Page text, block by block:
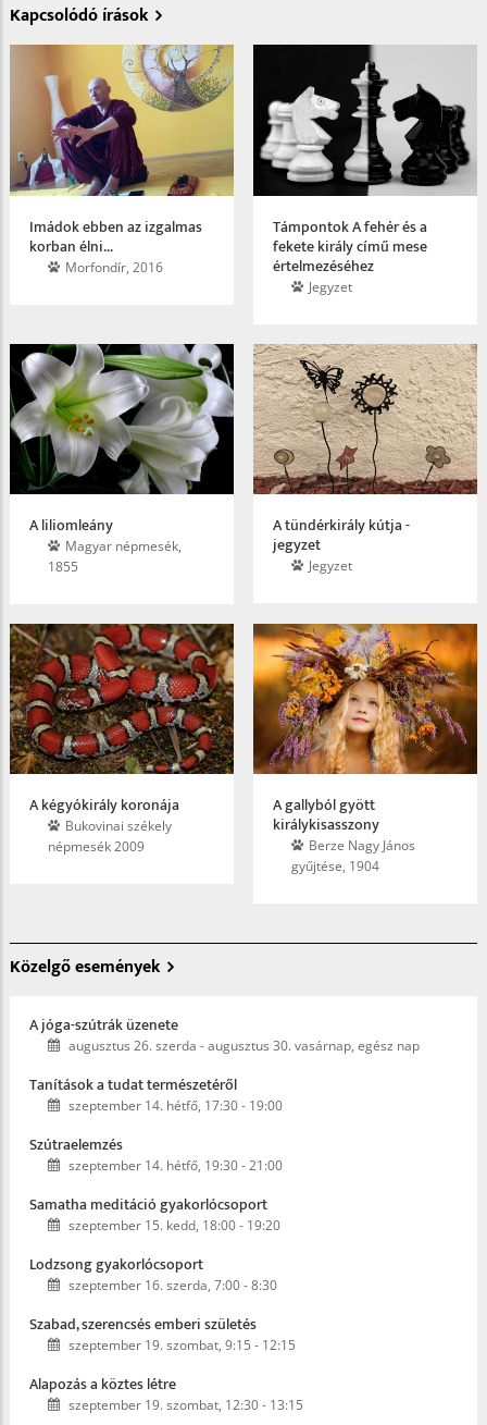
Kapcsolódó írások
Imádok ebben az izgalmas
korban élni...
Morfondír, 2016
Támpontok A fehér és a
fekete király című mese
értelmezéséhez
Jegyzet
A liliomleány
Magyar népmesék,
1855
A tündérkirály kútja -
jegyzet
Jegyzet
A kégyókirály koronája
Bukovinai székely
népmesék 2009
A gallyból gyött
királykisasszony
Berze Nagy János
gyűjtése, 1904
Közelgő események
A jóga-szútrák üzenete
augusztus 26. szerda -augusztus 30. vasárnap, egész nap
Tanítások a tudat természetéről
szeptember 14. hétfő, 17:30- 19:00
Szútraelemzés
szeptember 14. hétfő, 19:30-21:00
Samatha meditáció gyakorlócsoport
szeptember 15. kedd, 18:00- 19:20
Lodzsong gyakorlócsoport
szeptember 16. szerda, 7:00-8:30
Szabad, szerencsés emberi születés
szeptember 19. szombat, 9:15 - 12:15
Alapozás a köztes létre
szeptember 19. szombat, 12:30- 13:15